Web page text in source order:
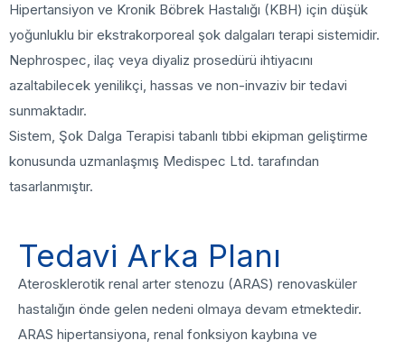
Hipertansiyon ve Kronik Böbrek Hastalığı (KBH) için düşük
yoğunluklu bir ekstrakorporeal şok dalgaları terapi sistemidir.
Nephrospec, ilaç veya diyaliz prosedürü ihtiyacını
azaltabilecek yenilikçi, hassas ve non-invaziv bir tedavi
sunmaktadır.
Sistem, Şok Dalga Terapisi tabanlı tıbbi ekipman geliştirme
konusunda uzmanlaşmış Medispec Ltd. tarafından
tasarlanmıştır.
Tedavi Arka Planı
Aterosklerotik renal arter stenozu (ARAS) renovasküler
hastalığın önde gelen nedeni olmaya devam etmektedir.
ARAS hipertansiyona, renal fonksiyon kaybına ve